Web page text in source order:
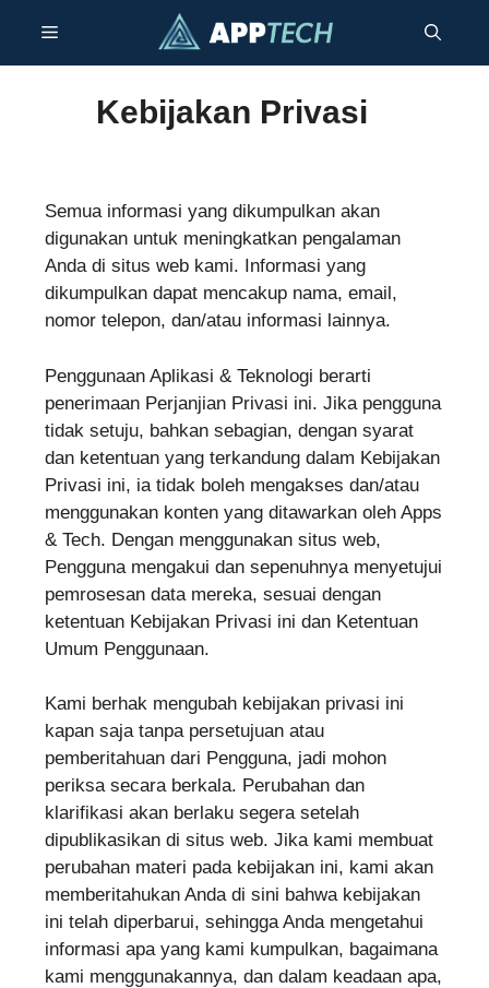
isi
Menu
Kebijakan Privasi
Semua informasi yang dikumpulkan akan
digunakan untuk meningkatkan pengalaman
Anda di situs web kami. Informasi yang
dikumpulkan dapat mencakup nama, email,
nomor telepon, dan/atau informasi lainnya.
Penggunaan Aplikasi & Teknologi berarti
penerimaan Perjanjian Privasi ini. Jika pengguna
tidak setuju, bahkan sebagian, dengan syarat
dan ketentuan yang terkandung dalam Kebijakan
Privasi ini, ia tidak boleh mengakses dan/atau
menggunakan konten yang ditawarkan oleh Apps
& Tech. Dengan menggunakan situs web,
Pengguna mengakui dan sepenuhnya menyetujui
pemrosesan data mereka, sesuai dengan
ketentuan Kebijakan Privasi ini dan Ketentuan
Umum Penggunaan.
Kami berhak mengubah kebijakan privasi ini
kapan saja tanpa persetujuan atau
pemberitahuan dari Pengguna, jadi mohon
periksa secara berkala. Perubahan dan
klarifikasi akan berlaku segera setelah
dipublikasikan di situs web. Jika kami membuat
perubahan materi pada kebijakan ini, kami akan
memberitahukan Anda di sini bahwa kebijakan
ini telah diperbarui, sehingga Anda mengetahui
informasi apa yang kami kumpulkan, bagaimana
kami menggunakannya, dan dalam keadaan apa,